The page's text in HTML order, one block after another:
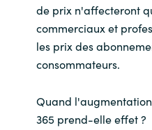
United
de prix n'affecteront
commerciaux et
les prix des
consommateurs.
Quand
365 prend-elle effet ?